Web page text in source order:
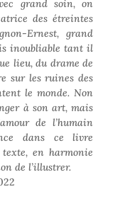
grand soin, on
des étreintes
Ernest, grand
inoubliable tant il
lieu, du drame de
sur les ruines des
le monde. Non
à son art, mais
de l’humain
dans ce livre
en harmonie
de l’illustrer.